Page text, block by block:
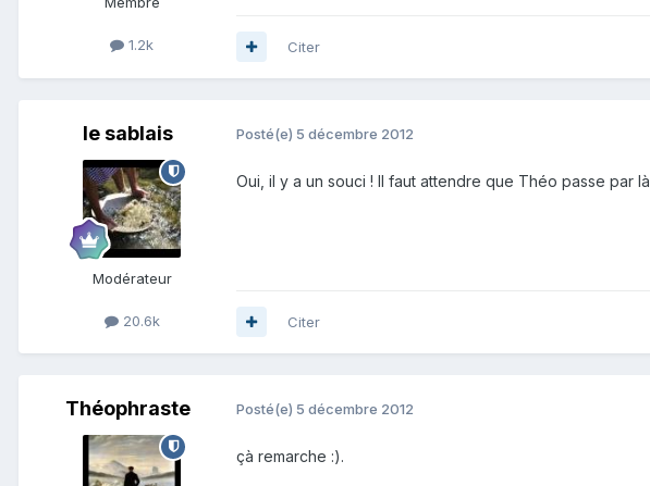
1.2k Citer
le sablais
Modérateur
20.6k
Posté(e) 5 décembre 2012
Oui, il y a un souci ! Il faut attendre que Théo passe par là
Citer
Théophraste Posté(e) 5 décembre 2012
çà remarche :).